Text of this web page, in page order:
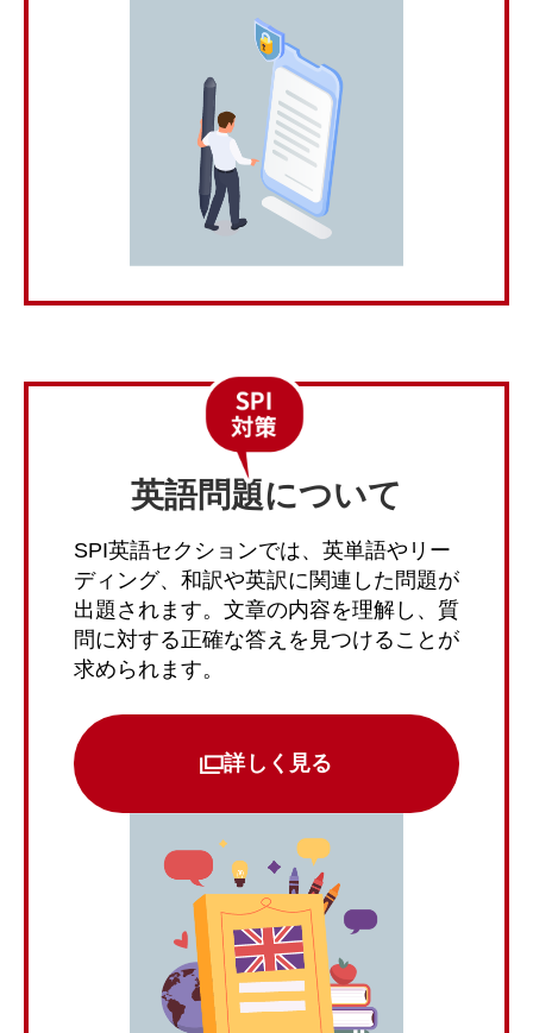
英語問題について
SPI英語セクションでは、英単語やリー
ディング、和訳や英訳に関連した問題が
出題されます。文章の内容を理解し、質
問に対する正確な答えを見つけることが
求められます。
詳しく見る